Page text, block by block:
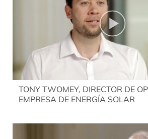
TONY TWOMEY, DIRECTOR DE
EMPRESA DE ENERGÍA SOLAR